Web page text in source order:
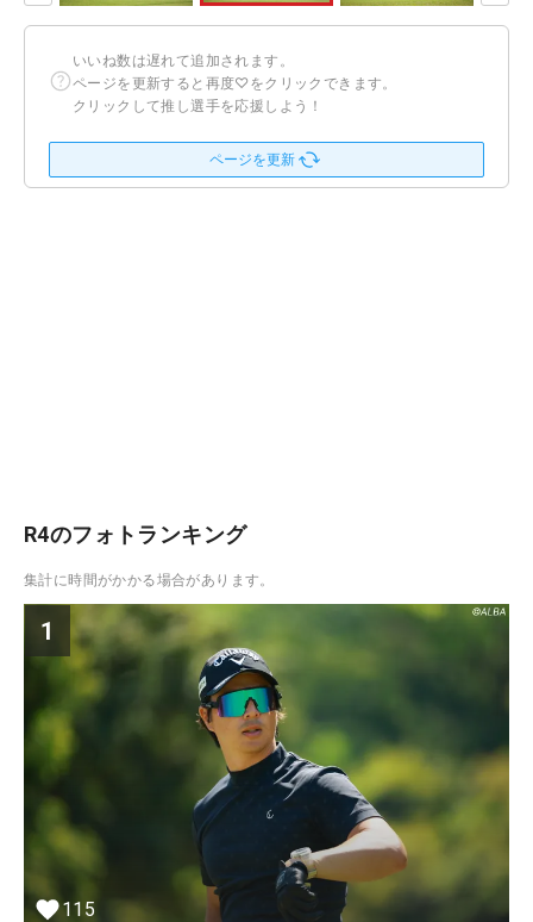
いいね数は遅れて追加されます。
ページを更新すると再度♡をクリックできます。
クリックして推し選手を応援しよう！
ページを更新
R4のフォトランキング
集計に時間がかかる場合があります。
1
115